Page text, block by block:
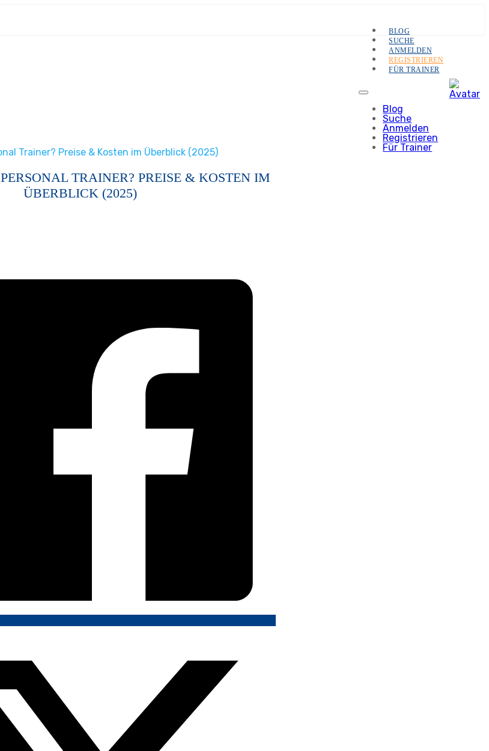
BLOG
SUCHE
ANMELDEN
REGISTRIEREN
FÜR TRAINER
Blog
Suche
Anmelden
Registrieren
Für Trainer
Trainer? Preise & Kosten im Überblick (2025)
TRAINER? PREISE & KOSTEN IM
ÜBERBLICK (2025)